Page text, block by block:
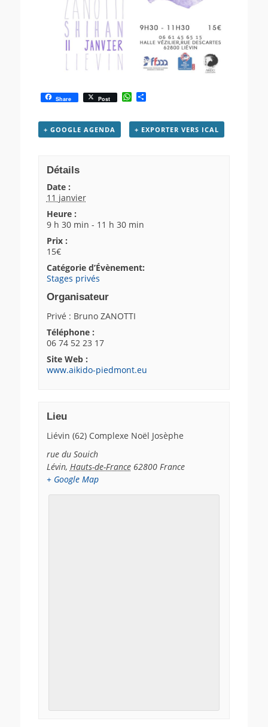
Share Post W
t
s
t
a
+ GOOGLE AGENDA + EXPORTER VERS ICAL
Détails
Date :
11 janvier
Heure :
9 h 30 min - 11 h 30 min
Prix :
15€
Catégorie d’Évènement:
Stages privés
Organisateur
Privé : Bruno ZANOTTI
Téléphone :
06 74 52 23 17
Site Web :
www.aikido-piedmont.eu
Lieu
Liévin (62) Complexe Noël Josèphe
rue du Souich
Lévin, Hauts-de-France 62800 France
+ Google Map